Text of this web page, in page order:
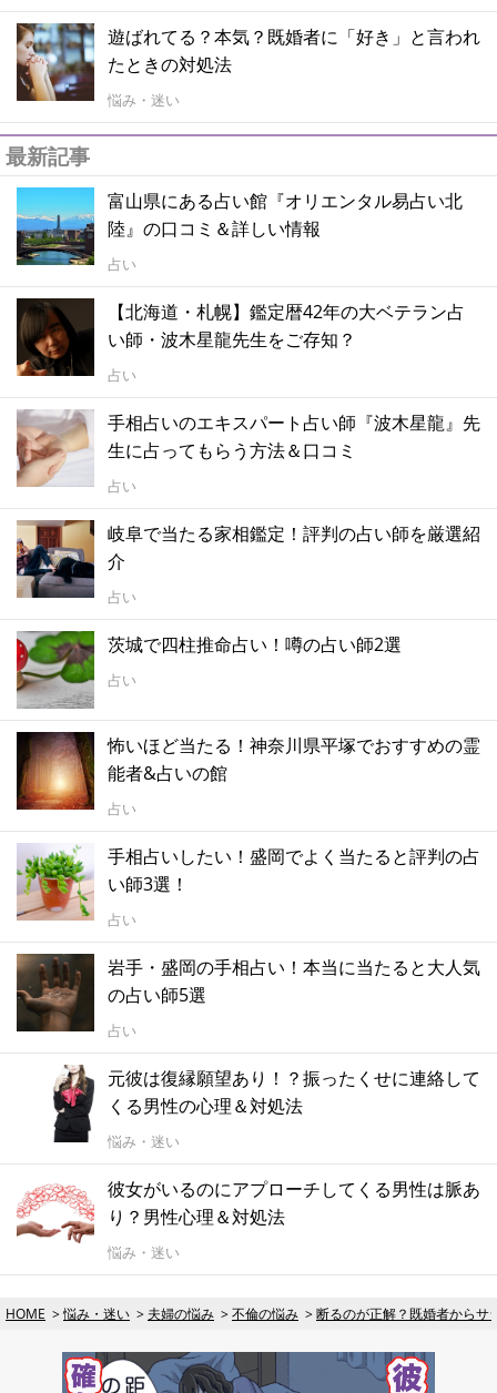
遊ばれてる？本気？既婚者に「好き」と言われ
たときの対処法
悩み・迷い
最新記事
富山県にある占い館『オリエンタル易占い北
陸』の口コミ＆詳しい情報
占い
【北海道・札幌】鑑定暦42年の大ベテラン占
い師・波木星龍先生をご存知？
占い
手相占いのエキスパート占い師『波木星龍』先
生に占ってもらう方法＆口コミ
占い
岐阜で当たる家相鑑定！評判の占い師を厳選紹
介
占い
茨城で四柱推命占い！噂の占い師2選
占い
怖いほど当たる！神奈川県平塚でおすすめの霊
能者&占いの館
占い
手相占いしたい！盛岡でよく当たると評判の占
い師3選！
占い
岩手・盛岡の手相占い！本当に当たると大人気
の占い師5選
占い
元彼は復縁願望あり！？振ったくせに連絡して
くる男性の心理＆対処法
悩み・迷い
彼女がいるのにアプローチしてくる男性は脈あ
り？男性心理＆対処法
悩み・迷い
HOME 悩み・迷い 夫婦の悩み 不倫の悩み 断るのが正解？既婚者からサ